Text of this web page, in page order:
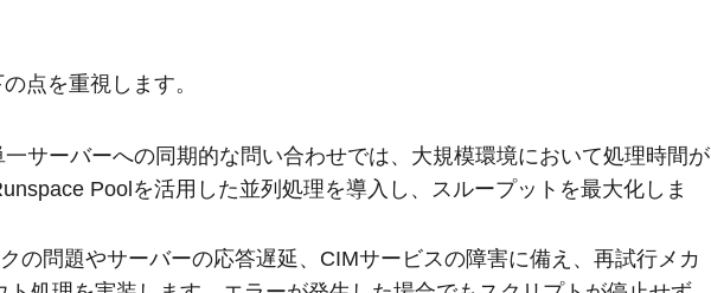
点を重視します。
一サーバーへの同期的な問い合わせでは、大規模環境において処理時間が
Poolを活用した並列処理を導入し、スループットを最大化しま
の問題やサーバーの応答遅延、CIMサービスの障害に備え、再試行メカ